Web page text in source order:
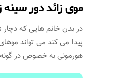
موی زائد دور
پیدا می کند می تواند
هورمونی به خصوص در گونه